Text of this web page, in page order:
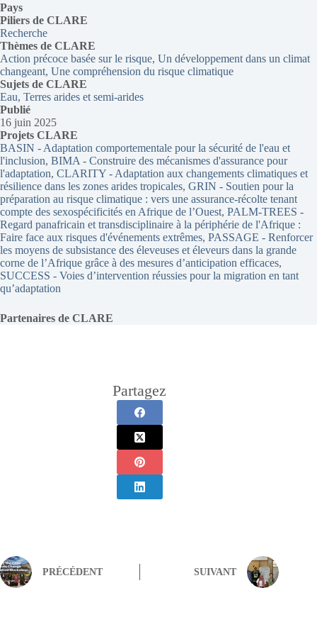
Pays
Piliers de CLARE
Recherche
Thèmes de CLARE
Action précoce basée sur le risque, Un développement dans un climat
changeant, Une compréhension du risque climatique
Sujets de CLARE
Eau, Terres arides et semi-arides
Publié
16 juin 2025
Projets CLARE
BASIN - Adaptation comportementale pour la sécurité de l'eau et
l'inclusion, BIMA - Construire des mécanismes d'assurance pour
l'adaptation, CLARITY - Adaptation aux changements climatiques et
résilience dans les zones arides tropicales, GRIN - Soutien pour la
préparation au risque climatique : vers une assurance-récolte tenant
compte des sexospécificités en Afrique de l’Ouest, PALM-TREES -
Regard panafricain et transdisciplinaire à la périphérie de l'Afrique :
Faire face aux risques d'événements extrêmes, PASSAGE - Renforcer
les moyens de subsistance des éleveuses et éleveurs dans la grande
corne de l’Afrique grâce à des mesures d’anticipation efficaces
SUCCESS - Voies d’intervention réussies pour la migration en tant
qu’adaptation
Partenaires de CLARE
Partagez
PRÉCÉDENT SUIVANT